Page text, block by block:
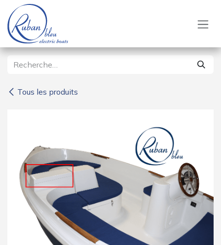
Se rendre au contenu
Tous les produits